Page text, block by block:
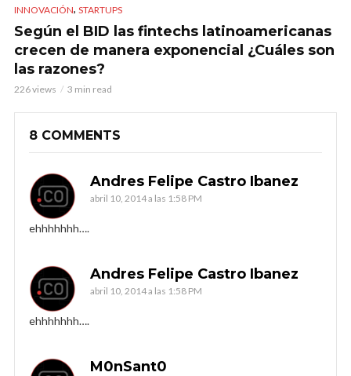
INNOVACIÓN, STARTUPS
Según el BID las fintechs latinoamericanas
crecen de manera exponencial ¿Cuáles son
las razones?
226 views 3 min read
8 COMMENTS
Andres Felipe Castro Ibanez
abril 10, 2014 a las 1:58 PM
ehhhhhhh….
Andres Felipe Castro Ibanez
abril 10, 2014 a las 1:58 PM
ehhhhhhh….
M0nSant0